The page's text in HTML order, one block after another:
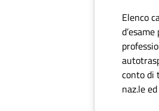
Elenco
conto di
naz.le